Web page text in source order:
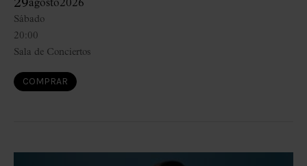
29agosto2026
20:00
Sábado
Sala de Conciertos
COMPRAR